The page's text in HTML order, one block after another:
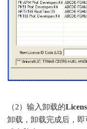
（2）输入卸载的
卸载，卸载完成后，即